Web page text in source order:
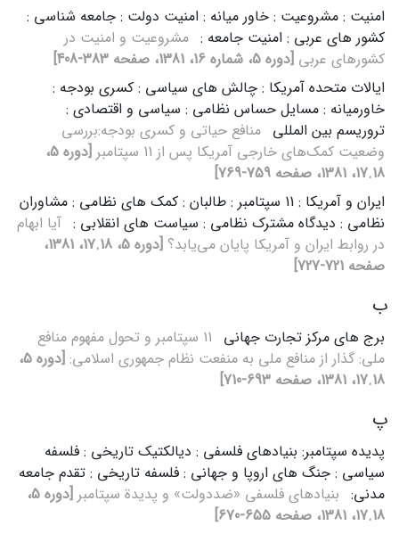
امنیت : مشروعیت : خاور میانه : امنیت دولت : جامعه شناسی :
کشور های عربی : امنیت جامعه : مشروعیت‌ و امنیت‌ در
کشورهای‌ عربی [دوره 5، شماره 16، 1381، صفحه 383-408]
ایالات متحده آمریکا : چالش های سیاسی : کسری بودجه :
خاورمیانه : مسایل حساس نظامی : سیاسی و اقتصادی :
تروریسم بین المللی منافع‌ حیاتی‌ و کسری‌ بودجه‌:بررسی‌
وضعیت‌ کمک‌های‌ خارجی‌ آمریکا پس‌ از 11 سپتامبر
[دوره 5،
17.18، 1381، صفحه 759-769]
ایران و آمریکا : 11 سپتامبر : طالبان : کمک های نظامی : مشاوران
نظامی : دیدگاه مشترک نظامی : سیاست های انقلابی : آیا ابهام‌
در روابط‌ ایران‌ و آمریکا پایان‌ می‌یابد؟
[دوره 5، 17.18، 1381،
صفحه 721-727]
ب
برج های‌ مرکز تجارت‌ جهانی‌
11 سپتامبر و تحول‌ مفهوم‌ منافع‌
ملی‌: گذار از منافع‌ ملی‌ به‌ منفعت‌ نظام‌ جمهوری‌ اسلامی‌:
[دوره 5،
17.18، 1381، صفحه 693-710]
پ
پدیده سپتامبر: بنیادهای فلسفی : دیالکتیک تاریخی : فلسفه
سیاسی : جنگ های اروپا و جهانی : فلسفه تاریخی : تقدم جامعه
مدنی: بنیادهای‌ فلسفی‌ «ضددولت‌» و پدیدة‌ سپتامبر
[دوره 5،
17.18، 1381، صفحه 655-670]